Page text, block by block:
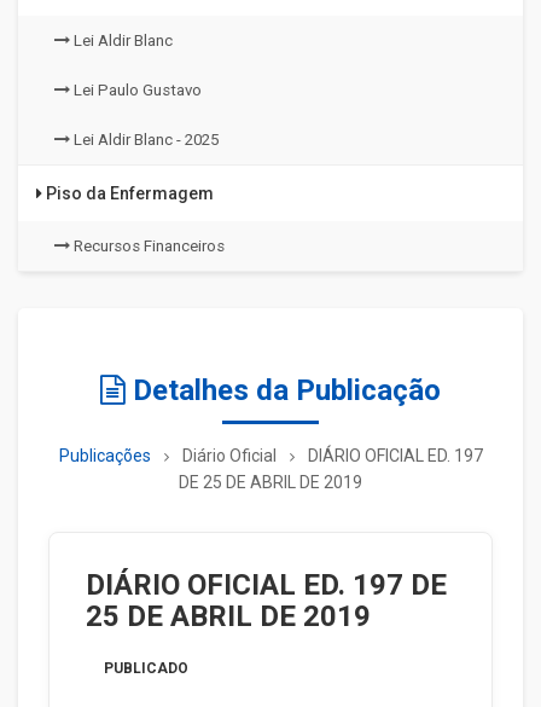
Lei Aldir Blanc
Lei Paulo Gustavo
Lei Aldir Blanc - 2025
Piso da Enfermagem
Recursos Financeiros
Detalhes da Publicação
Publicações Diário Oficial
DIÁRIO OFICIAL ED. 197
DE 25 DE ABRIL DE 2019
DIÁRIO OFICIAL ED. 197 DE
25 DE ABRIL DE 2019
PUBLICADO